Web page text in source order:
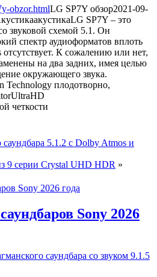
obzor.htmlLG SP7Y обзор2021-09-
акустикаLG SP7Y – это
звуковой схемой 5.1. Он
спектр аудиоформатов вплоть
К сожалению или нет,
на два задних, имея целью
окружающего звука.
Technology плодотворно,
UltraHD
5.1.2 с Dolby Atmos и
9 серии Crystal UHD HDR »
Sony 2026